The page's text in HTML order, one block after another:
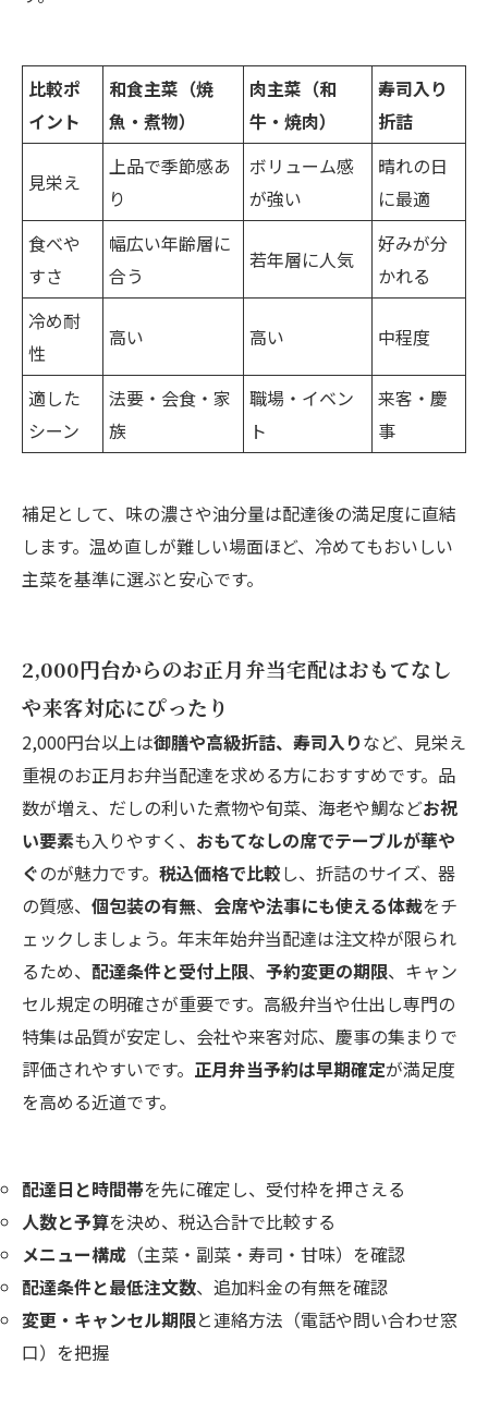
比較ポ
イント
和食主菜（焼
魚・煮物）
肉主菜（和
牛・焼肉）
寿司入り
折詰
見栄え
上品で季節感あ
り
ボリューム感
が強い
晴れの日
に最適
食べや
すさ
幅広い年齢層に
合う
若年層に人気
好みが分
かれる
冷め耐
性
高い 高い 中程度
適した
シーン
法要・会食・家
族
職場・イベン
ト
来客・慶
事
補足として、味の濃さや油分量は配達後の満足度に直結
します。温め直しが難しい場面ほど、冷めてもおいしい
主菜を基準に選ぶと安心です。
2,000円台からのお正月弁当宅配はおもてなし
や来客対応にぴったり
2,000円台以上は御膳や高級折詰、寿司入りなど、見栄え
重視のお正月お弁当配達を求める方におすすめです。品
数が増え、だしの利いた煮物や旬菜、海老や鯛などお祝
い要素も入りやすく、 おもてなしの席でテーブルが華や
ぐのが魅力です。 税込価格で比較し、折詰のサイズ、器
の質感、 個包装の有無、 会席や法事にも使える体裁をチ
ェックしましょう。年末年始弁当配達は注文枠が限られ
るため、 配達条件と受付上限、 予約変更の期限、キャン
セル規定の明確さが重要です。高級弁当や仕出し専門の
特集は品質が安定し、会社や来客対応、慶事の集まりで
評価されやすいです。 正月弁当予約は早期確定が満足度
を高める近道です。
配達日と時間帯を先に確定し、受付枠を押さえる
人数と予算を決め、税込合計で比較する
メニュー構成 （主菜・副菜・寿司・甘味）を確認
配達条件と最低注文数、追加料金の有無を確認
変更・キャンセル期限と連絡方法（電話や問い合わせ窓
口）を把握